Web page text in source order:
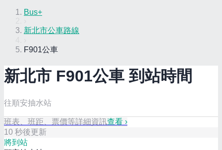
Bus+
新北市公車路線
F901公車
新北市 F901公車 到站時間
往順安抽水站
班表、班距、票價等詳細資訊查看 ›
10 秒後更新
將到站